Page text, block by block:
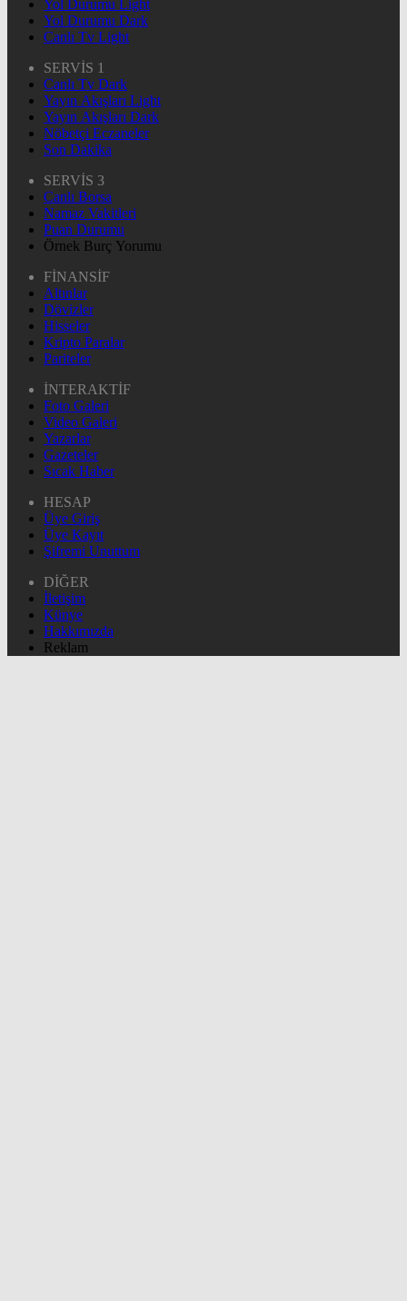
Yol Durumu Light
Yol Durumu Dark
Canlı Tv Light
SERVİS 1
Canlı Tv Dark
Yayın Akışları Light
Yayın Akışları Dark
Nöbetçi Eczaneler
Son Dakika
SERVİS 3
Canlı Borsa
Namaz Vakitleri
Puan Durumu
Örnek Burç Yorumu
FİNANSİF
Altınlar
Dövizler
Hisseler
Kripto Paralar
Pariteler
İNTERAKTİF
Foto Galeri
Video Galeri
Yazarlar
Gazeteler
Sıcak Haber
HESAP
Üye Giriş
Üye Kayıt
Şifremi Unuttum
DİĞER
İletişim
Künye
Hakkımızda
Reklam